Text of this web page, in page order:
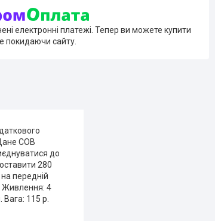
електронні платежі. Тепер ви можете купити
покидаючи сайту.
COB
до
280
передній
Живлення: 4
Вага: 115 р.